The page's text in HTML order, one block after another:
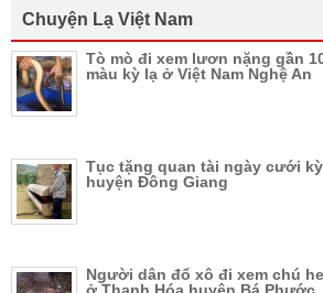
Chuyện Lạ Việt Nam
Tò mò đi xem lươn nặng gần
màu kỳ lạ ở Việt Nam Nghệ An
Tục tặng quan tài ngày cưới
huyện Đông Giang
Người dân đổ xô đi xem chú